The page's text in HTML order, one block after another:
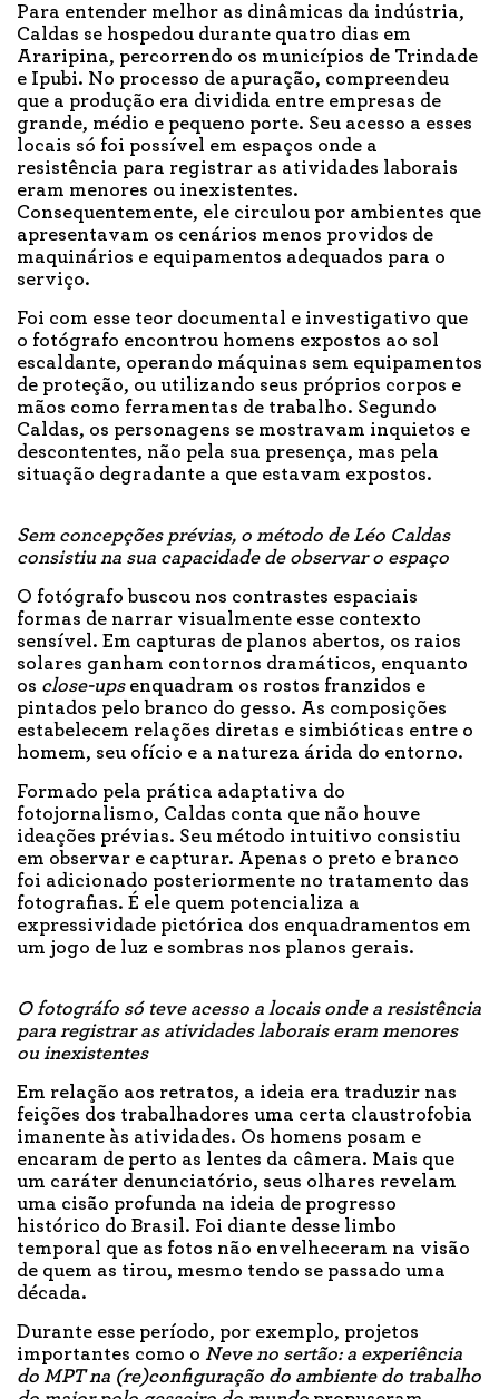
Para entender melhor as dinâmicas da indústria,
Caldas se hospedou durante quatro dias em
Araripina, percorrendo os municípios de Trindade
e Ipubi. No processo de apuração, compreendeu
que a produção era dividida entre empresas de
grande, médio e pequeno porte. Seu acesso a esses
locais só foi possível em espaços onde a
resistência para registrar as atividades laborais
eram menores ou inexistentes.
Consequentemente, ele circulou por ambientes que
apresentavam os cenários menos providos de
maquinários e equipamentos adequados para o
serviço.
Foi com esse teor documental e investigativo que
o fotógrafo encontrou homens expostos ao sol
escaldante, operando máquinas sem equipamentos
de proteção, ou utilizando seus próprios corpos e
mãos como ferramentas de trabalho. Segundo
Caldas, os personagens se mostravam inquietos e
descontentes, não pela sua presença, mas pela
situação degradante a que estavam expostos.
Sem concepções prévias, o método de Léo Caldas
consistiu na sua capacidade de observar o espaço
O fotógrafo buscou nos contrastes espaciais
formas de narrar visualmente esse contexto
sensível. Em capturas de planos abertos, os raios
solares ganham contornos dramáticos, enquanto
os close-upsenquadram os rostos franzidos e
pintados pelo branco do gesso. As composições
estabelecem relações diretas e simbióticas entre o
homem, seu ofício e a natureza árida do entorno.
Formado pela prática adaptativa do
fotojornalismo, Caldas conta que não houve
ideações prévias. Seu método intuitivo consistiu
em observar e capturar. Apenas o preto e branco
foi adicionado posteriormente no tratamento das
fotografias. É ele quem potencializa a
expressividade pictórica dos enquadramentos em
um jogo de luz e sombras nos planos gerais.
O fotográfo só teve acesso a locais onde a resistência
para registrar as atividades laborais eram menores
ou inexistentes
Em relação aos retratos, a ideia era traduzir nas
feições dos trabalhadores uma certa claustrofobia
imanente às atividades. Os homens posam e
encaram de perto as lentes da câmera. Mais que
um caráter denunciatório, seus olhares revelam
uma cisão profunda na ideia de progresso
histórico do Brasil. Foi diante desse limbo
temporal que as fotos não envelheceram na visão
de quem as tirou, mesmo tendo se passado uma
década.
Durante esse período, por exemplo, projetos
importantes como o Neve no sertão: a experiência
do MPT na (re)configuração do ambiente do trabalho